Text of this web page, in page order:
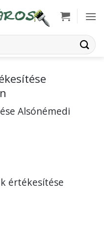
Alsónémedi
értékesítése